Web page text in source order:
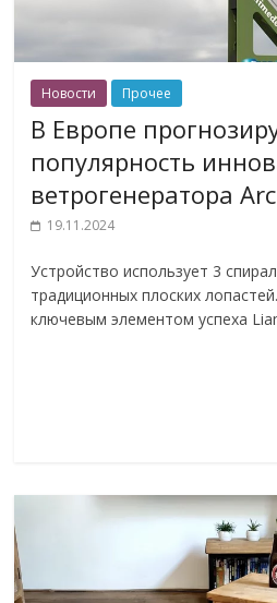
Новости Прочее
В Европе
популярность
ветрогенератора
19.11.2024
Устройство использует 3
традиционных плоских
ключевым элементом успеха